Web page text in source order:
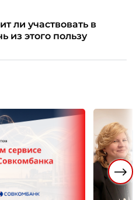
ли участвовать в
из этого пользу